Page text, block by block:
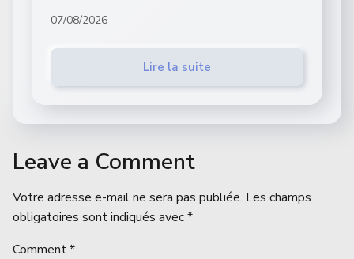
07/08/2026
Lire la suite
Leave a Comment
Votre adresse e-mail ne sera pas publiée. Les champs
obligatoires sont indiqués avec*
Comment*